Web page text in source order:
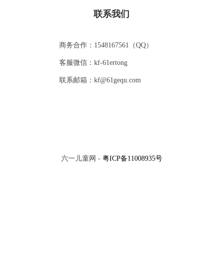
联系我们
商务合作：1548167561（QQ）
客服微信：kf-61ertong
联系邮箱：kf@61gequ.com
六一儿童网 - 粤ICP备11008935号